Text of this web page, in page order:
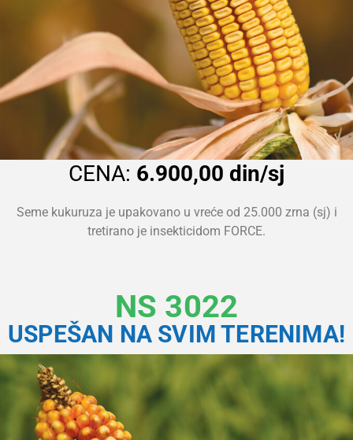
CENA: 6.900,00 din/sj
Seme kukuruza je upakovano u vreće od 25.000 zrna (sj) i
tretirano je insekticidom FORCE.
NS 3022
USPEŠAN NA SVIM TERENIMA!